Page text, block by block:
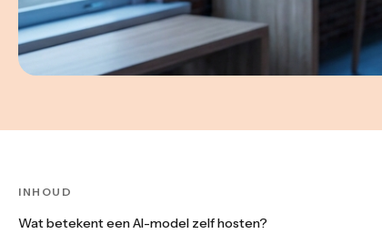
INHOUD
Wat betekent een AI-model zelf hosten?